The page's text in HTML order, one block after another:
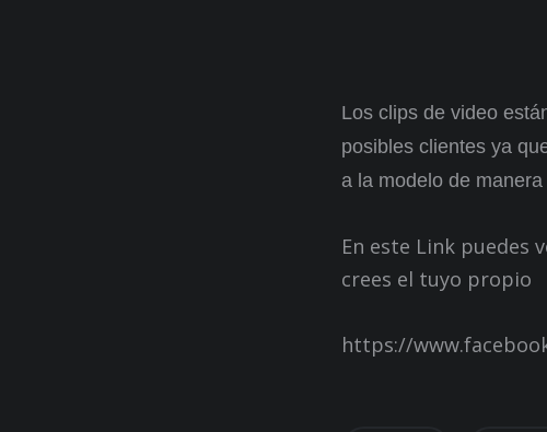
Los clips de video
posibles clientes ya
a la modelo de
En este Link puedes
crees el tuyo propio
https://